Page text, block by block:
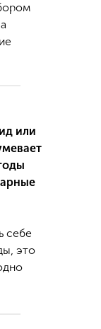
или
себе
это